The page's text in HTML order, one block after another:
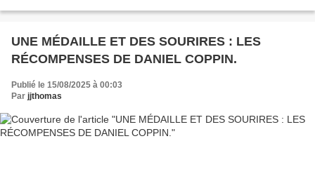
UNE MÉDAILLE ET DES SOURIRES : LES
RÉCOMPENSES DE DANIEL COPPIN.
Publié le 15/08/2025 à 00:03
Par jjthomas